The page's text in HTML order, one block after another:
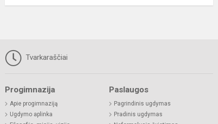
Tvarkaraščiai
Progimnazija
Apie progimnaziją
Ugdymo aplinka
Paslaugos
Pagrindinis ugdymas
Pradinis ugdymas